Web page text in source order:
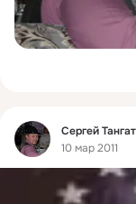
Фид
Сергей
10 мар 2011